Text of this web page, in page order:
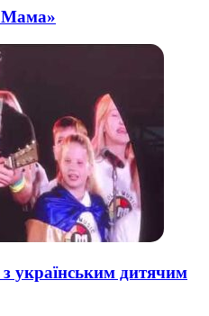
українським дитячим